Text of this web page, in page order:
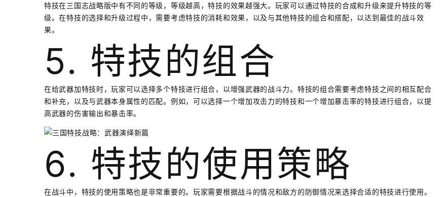
特技在三国志战略版中有不同的等级，等级越高，特技的效果越强大。玩家可以通过特技的合成和升级来提升特技的等
级。在特技的选择和升级过程中，需要考虑特技的消耗和效果，以及与其他特技的组合和搭配，以达到最佳的战斗效
果。
5. 特技的组合
在给武器加特技时，玩家可以选择多个特技进行组合，以增强武器的战斗力。特技的组合需要考虑特技之间的相互配合
和补充，以及与武器本身属性的匹配。例如，可以选择一个增加攻击力的特技和一个增加暴击率的特技进行组合，以提
高武器的伤害输出和暴击率。
6. 特技的使用策略
在战斗中，特技的使用策略也是非常重要的。玩家需要根据战斗的情况和敌方的防御情况来选择合适的特技进行使用。